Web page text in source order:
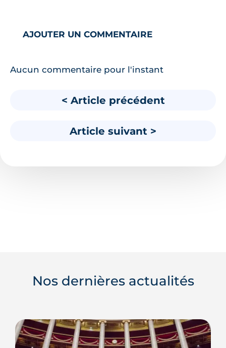
AJOUTER UN COMMENTAIRE
Aucun commentaire pour l'instant
< Article précédent
Article suivant >
Nos dernières actualités